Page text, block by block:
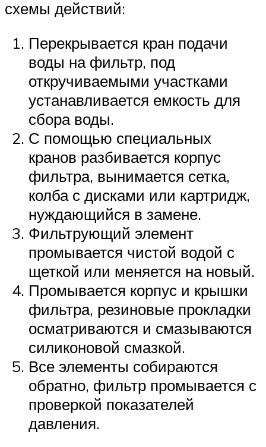
схемы действий:
Перекрывается кран подачи
воды на фильтр, под
откручиваемыми участками
устанавливается емкость для
сбора воды.
С помощью специальных
кранов разбивается корпус
фильтра, вынимается сетка,
колба с дисками или картридж,
нуждающийся в замене.
Фильтрующий элемент
промывается чистой водой с
щеткой или меняется на новый.
Промывается корпус и крышки
фильтра, резиновые прокладки
осматриваются и смазываются
силиконовой смазкой.
Все элементы собираются
обратно, фильтр промывается с
проверкой показателей
давления.